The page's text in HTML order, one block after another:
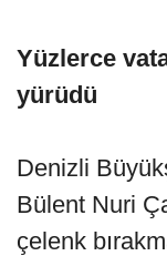
Yüzlerce
yürüdü
Denizli
Bülent Nuri
çelenk